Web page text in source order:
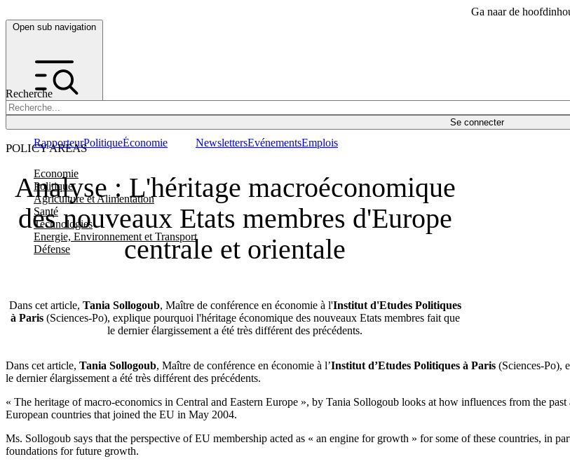
Ga naar de
Open sub navigation
Recherche
Se connecter
POLICY AREAS
Economie
Politique
Agriculture et Alimentation
Santé
Technologies
Energie, Environnement et Transport
Défense
RapporteurPolitiqueÉconomie NewslettersEvénementsEmplois
Analyse : L'héritage macroéconomique
des nouveaux Etats membres d'Europe
centrale et orientale
Dans cet article, Tania Sollogoub, Maître de conférence en économie à l'Institut d'Etudes Politiques
à Paris(Sciences-Po), explique pourquoi l'héritage économique des nouveaux Etats membres fait que
le dernier élargissement a été très différent des précédents.
Dans cet article, Tania Sollogoub, Maître de conférence en économie à l’Institut d’Etudes Politiques à Paris (Sciences-Po),
le dernier élargissement a été très différent des précédents.
« The heritage of macro-economics in Central and Eastern Europe », by Tania Sollogoub looks at how influences from the
European countries that joined the EU in May 2004.
Ms. Sollogoub says that the perspective of EU membership acted as « an engine for growth » for some of these countries, in
foundations for future growth.